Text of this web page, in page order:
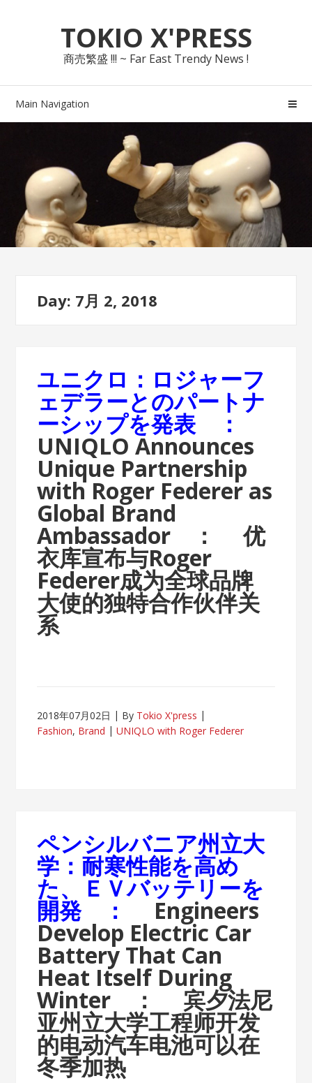
navigationTOKIO X'PRESS
商売繁盛 !!! ~ Far East Trendy News !
Main Navigation
Day: 7月 2, 2018
ユニクロ：ロジャーフ
ェデラーとのパートナ
ーシップを発表 ：
UNIQLO Announces
Unique Partnership
with Roger Federer as
Global Brand
Ambassador ： 优
衣库宣布与Roger
Federer成为全球品牌
大使的独特合作伙伴关
系
2018年07月02日 By Tokio X'press
Fashion, Brand UNIQLO with Roger Federer
ペンシルバニア州立大
学：耐寒性能を高め
た、ＥＶバッテリーを
開発 ： Engineers
Develop Electric Car
Battery That Can
Heat Itself During
Winter ： 宾夕法尼
亚州立大学工程师开发
的电动汽车电池可以在
冬季加热